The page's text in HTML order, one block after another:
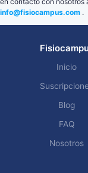
info@fisiocampus.com .
Inicio
Blog
FAQ
Nosotros